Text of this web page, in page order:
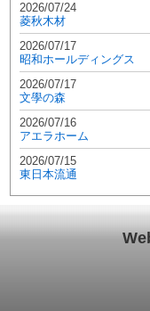
2026/07/24
菱秋木材
2026/07/17
昭和ホールディングス
2026/07/17
文學の森
2026/07/16
アエラホーム
2026/07/15
東日本流通